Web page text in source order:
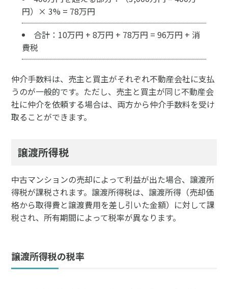
円）× 3% = 78万円
合計：10万円 + 8万円 + 78万円 = 96万円 + 消
費税
仲介手数料は、売主と買主がそれぞれ不動産会社に支払
うのが一般的です。ただし、売主と買主が同じ不動産会
社に仲介を依頼する場合は、両方から仲介手数料を受け
取ることができます。
譲渡所得税
中古マンションの売却によって利益が出た場合、譲渡所
得税が課税されます。譲渡所得税は、譲渡所得（売却価
格から取得費と譲渡費用を差し引いた金額）に対して課
税され、所有期間によって税率が異なります。
譲渡所得税の税率